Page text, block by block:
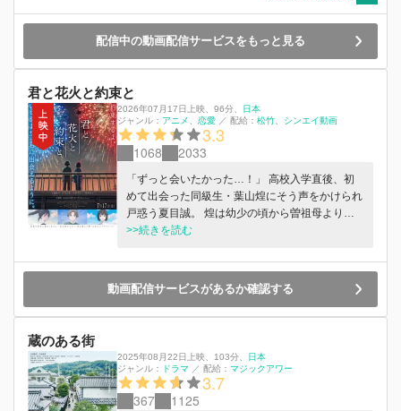
配信中の動画配信サービスをもっと見る
君と花火と約束と
2026年07月17日上映 96分
日本
ジャンル： アニメ 恋愛 ／ 配給： 松竹 シンエイ動画
3.3
1068 2033
「ずっと会いたかった…！」 高校入学直後、初
めて出会った同級生・葉山煌にそう声をかけられ
戸惑う夏目誠。 煌は幼少の頃から曽祖母より、
一枚の花火の絵と共に「いつか必ず夏目誠と出会
聞かされていたという。ひたむきな煌に惹かれ始
めたことがきっかけとなり、中学時代に一度は辞
めたはずの絵を再び描き始める誠だったが、思い
通りにいかない日々に煌が信じる“夏目誠”と自分
でき始めていくー。 夏休みのある日、煌から突
然の連絡で煌が引っ越すことを知った誠は、二人
を繋いだ“花火の絵”の謎を調べるために、煌の引
っ越し先で幼少期に住んでいたという長岡を訪れ
>>続きを読む
動画配信サービスがあるか確認する
蔵のある街
2025年08月22日上映 103分
日本
ジャンル：
ドラマ ／ 配給： マジックアワー
3.7
367 1125